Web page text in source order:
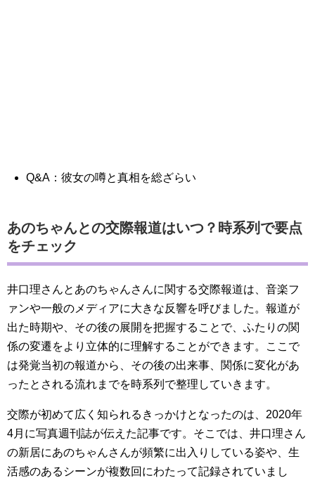
Q&A：彼女の噂と真相を総ざらい
あのちゃんとの交際報道はいつ？時系列で要点
をチェック
井口理さんとあのちゃんさんに関する交際報道は、音楽フ
ァンや一般のメディアに大きな反響を呼びました。報道が
出た時期や、その後の展開を把握することで、ふたりの関
係の変遷をより立体的に理解することができます。ここで
は発覚当初の報道から、その後の出来事、関係に変化があ
ったとされる流れまでを時系列で整理していきます。
交際が初めて広く知られるきっかけとなったのは、2020年
4月に写真週刊誌が伝えた記事です。そこでは、井口理さん
の新居にあのちゃんさんが頻繁に出入りしている姿や、生
活感のあるシーンが複数回にわたって記録されていまし